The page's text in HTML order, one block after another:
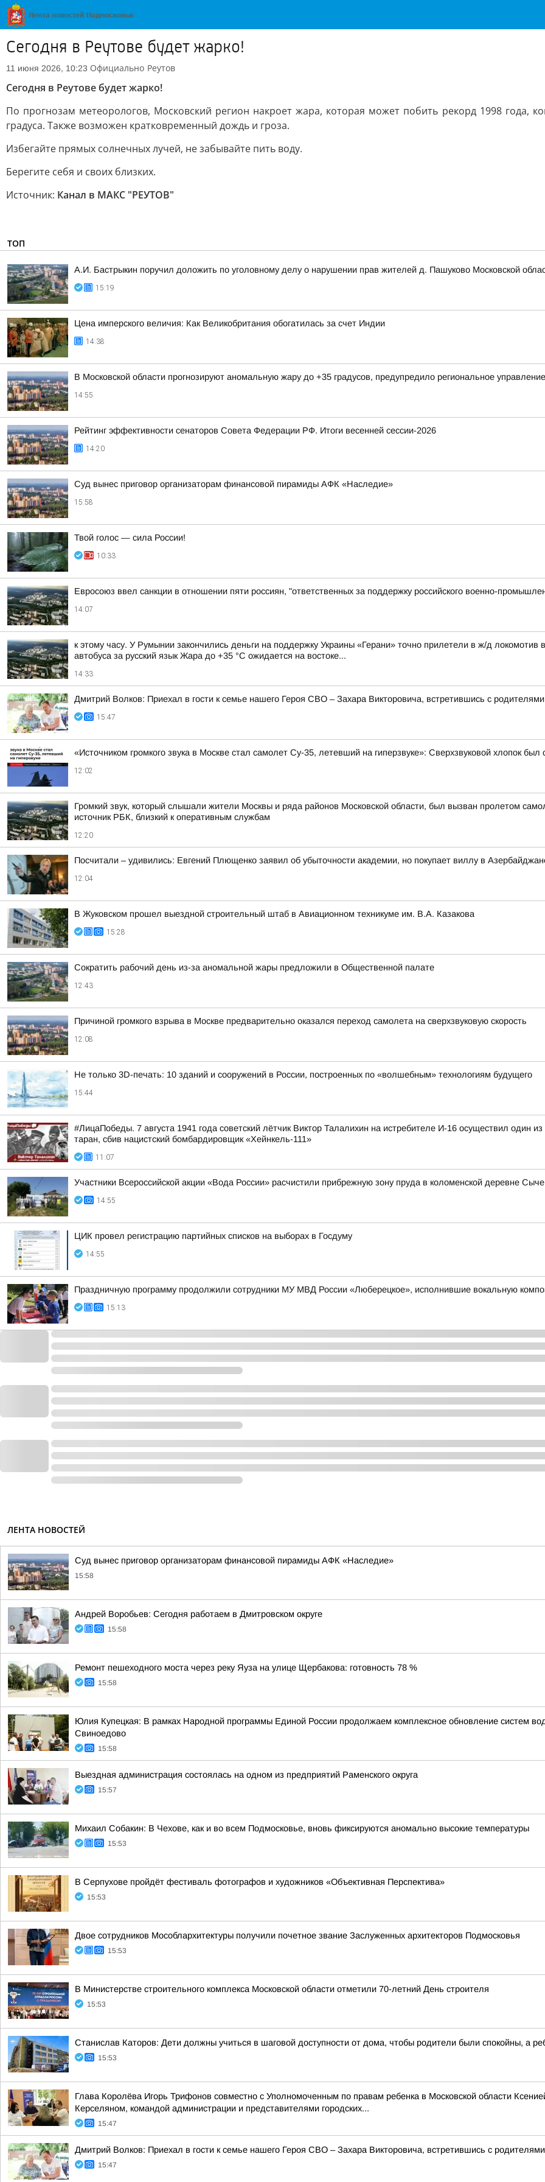
Сегодня в Реутове будет жарко!
11 июня 2026, 10:23 Официально Реутов
Сегодня в Реутове будет жарко!
По прогнозам метеорологов, Московский регион накроет жара, которая может побить рекорд 1998 года,
градуса. Также возможен кратковременный дождь и гроза.
Избегайте прямых солнечных лучей, не забывайте пить воду.
Берегите себя и своих близких.
Источник: Канал в МАКС "РЕУТОВ"
ТОП
А.И. Бастрыкин поручил доложить по уголовному делу о нарушении прав жителей д. Пашуково Московской
15:19
Цена имперского величия: Как Великобритания обогатилась за счет Индии
14:38
В Московской области прогнозируют аномальную жару до +35 градусов, предупредило региональное
14:55
Рейтинг эффективности сенаторов Совета Федерации РФ. Итоги весенней сессии-2026
14:20
Суд вынес приговор организаторам финансовой пирамиды АФК «Наследие»
15:58
Твой голос — сила России!
10:33
Евросоюз ввел санкции в отношении пяти россиян, "ответственных за поддержку российского военно-
14:07
к этому часу. У Румынии закончились деньги на поддержку Украины «Герани» точно прилетели в ж/д локомотив
автобуса за русский язык Жара до +35 °С ожидается на востоке...
14:33
Дмитрий Волков: Приехал в гости к семье нашего Героя СВО – Захара Викторовича, встретившись с
15:47
«Источником громкого звука в Москве стал самолет Су-35, летевший на гиперзвуке»: Сверхзвуковой хлопок
12:02
Громкий звук, который слышали жители Москвы и ряда районов Московской области, был вызван пролетом
источник РБК, близкий к оперативным службам
12:20
Посчитали – удивились: Евгений Плющенко заявил об убыточности академии, но покупает виллу в
12:04
В Жуковском прошел выездной строительный штаб в Авиационном техникуме им. В.А. Казакова
15:28
Сократить рабочий день из-за аномальной жары предложили в Общественной палате
12:43
Причиной громкого взрыва в Москве предварительно оказался переход самолета на сверхзвуковую скорость
12:08
Не только 3D-печать: 10 зданий и сооружений в России, построенных по «волшебным» технологиям будущего
15:44
#ЛицаПобеды. 7 августа 1941 года советский лётчик Виктор Талалихин на истребителе И-16 осуществил один
таран, сбив нацистский бомбардировщик «Хейнкель-111»
11:07
Участники Всероссийской акции «Вода России» расчистили прибрежную зону пруда в коломенской деревне
14:55
ЦИК провел регистрацию партийных списков на выборах в Госдуму
14:55
Праздничную программу продолжили сотрудники МУ МВД России «Люберецкое», исполнившие вокальную
15:13
ЛЕНТА НОВОСТЕЙ
Суд вынес приговор организаторам финансовой пирамиды АФК «Наследие»
15:58
Андрей Воробьев: Сегодня работаем в Дмитровском округе
15:58
Ремонт пешеходного моста через реку Яуза на улице Щербакова: готовность 78 %
15:58
Юлия Купецкая: В рамках Народной программы Единой России продолжаем комплексное обновление систем
Свиноедово
15:58
Выездная администрация состоялась на одном из предприятий Раменского округа
15:57
Михаил Собакин: В Чехове, как и во всем Подмосковье, вновь фиксируются аномально высокие температуры
15:53
В Серпухове пройдёт фестиваль фотографов и художников «Объективная Перспектива»
15:53
Двое сотрудников Мособлархитектуры получили почетное звание Заслуженных архитекторов Подмосковья
15:53
В Министерстве строительного комплекса Московской области отметили 70-летний День строителя
15:53
Станислав Каторов: Дети должны учиться в шаговой доступности от дома, чтобы родители были спокойны, а
15:53
Глава Королёва Игорь Трифонов совместно с Уполномоченным по правам ребенка в Московской области
Керселяном, командой администрации и представителями городских...
15:47
Дмитрий Волков: Приехал в гости к семье нашего Героя СВО – Захара Викторовича, встретившись с
15:47